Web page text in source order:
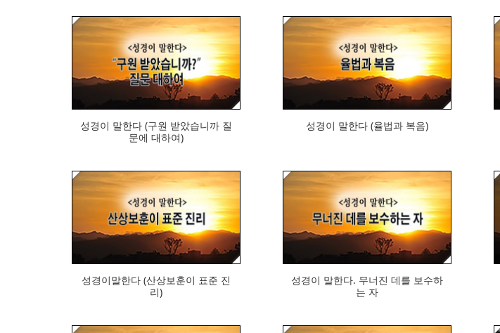
412
성경이 말한다 (구원 받았습니까 질
문에 대하여)
572
성경이 말한다 (율법과 복음)
394
성경이말한다 (산상보훈이 표준 진
리)
433
성경이 말한다. 무너진 데를 보수하
는 자